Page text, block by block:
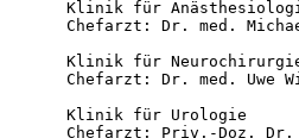
Klinik für
Chefarzt: Dr. med.
Klinik für
Chefarzt: Dr. med. Uwe
Klinik für Urologie
Chefarzt: Priv.-Doz. Dr.